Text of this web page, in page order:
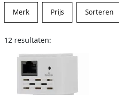
Merk Prijs Sorteren
12 resultaten: